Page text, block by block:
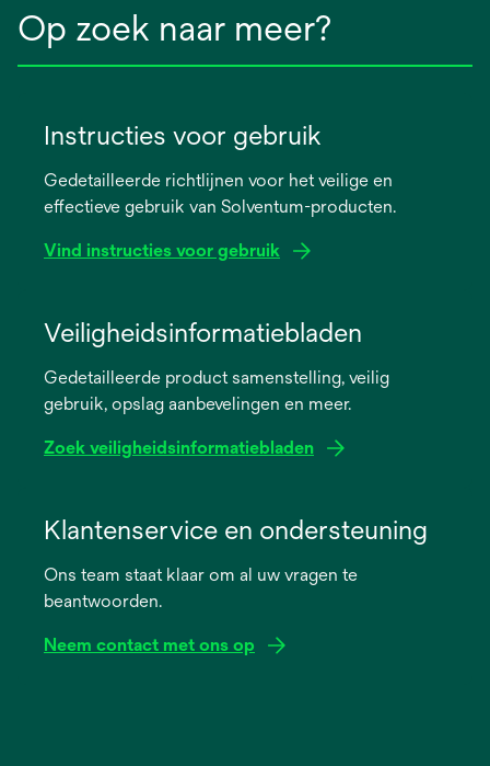
Op zoek naar meer?
Instructies voor gebruik
Gedetailleerde richtlijnen voor het veilige en
effectieve gebruik van Solventum-producten.
Vind instructies voor gebruik
new
Veiligheidsinformatiebladen
Gedetailleerde product samenstelling, veilig
gebruik, opslag aanbevelingen en meer.
Zoek veiligheidsinformatiebladen
new
Klantenservice en ondersteuning
Ons team staat klaar om al uw vragen te
beantwoorden.
Neem contact met ons op